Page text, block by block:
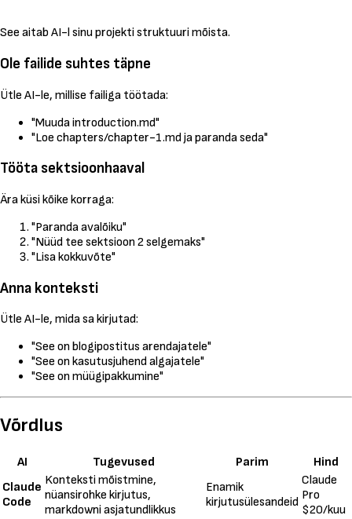
See aitab AI-l sinu projekti struktuuri mõista.
Ole failide suhtes täpne
Ütle AI-le, millise failiga töötada:
"Muuda introduction.md"
"Loe chapters/chapter-1.md ja paranda seda"
Tööta sektsioonhaaval
Ära küsi kõike korraga:
"Paranda avalõiku"
"Nüüd tee sektsioon 2 selgemaks"
"Lisa kokkuvõte"
Anna konteksti
Ütle AI-le, mida sa kirjutad:
"See on blogipostitus arendajatele"
"See on kasutusjuhend algajatele"
"See on müügipakkumine"
Võrdlus
AI Tugevused Parim
Hind
Claude
Code
Konteksti mõistmine,
nüansirohke kirjutus,
markdowni asjatundlikkus
Enamik
kirjutusülesandeid
Claude
Pro
$20/kuu